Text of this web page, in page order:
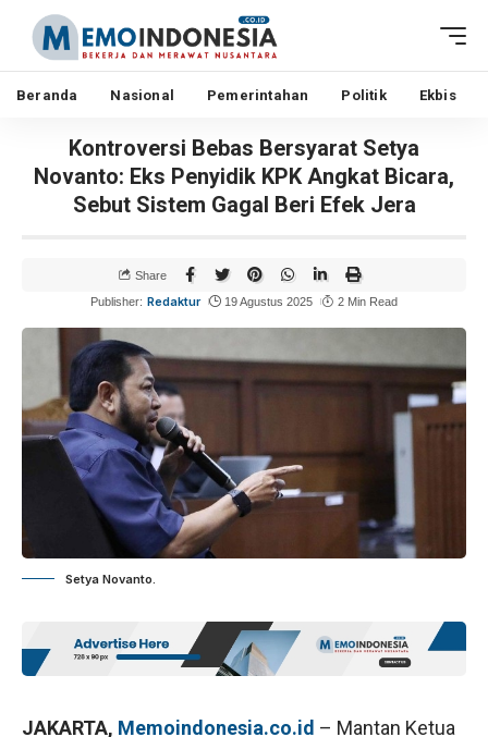
Beranda Nasional Pemerintahan Politik Ekbis
Kontroversi Bebas Bersyarat Setya
Novanto: Eks Penyidik KPK Angkat Bicara,
Sebut Sistem Gagal Beri Efek Jera
Publisher: Redaktur 19 Agustus 2025 2 Min Read
Share
Setya Novanto.
JAKARTA, Memoindonesia.co.id – Mantan Ketua